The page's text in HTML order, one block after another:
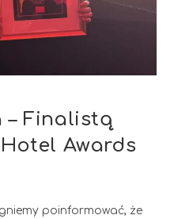
– Finalistą
Awards
poinformować, że